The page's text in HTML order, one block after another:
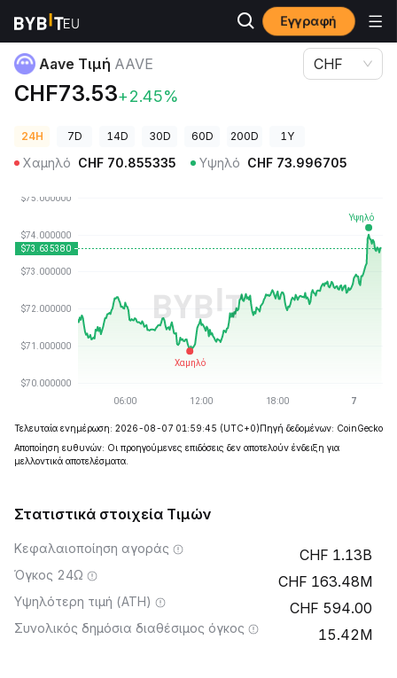
Εγγραφή
Τιμές Κρυπτονομισμάτων Aave Τιμή AAVE
Aave Τιμή AAVE
CHF73.53+2.45%
CHF
24H 7D 14D 30D 60D 200D 1Y
Χαμηλό CHF 70.855335 Υψηλό CHF 73.996705
Τελευταία ενημέρωση: 2026-08-07 01:59:45 (UTC+0)Πηγή δεδομένων: CoinGecko
Αποποίηση ευθυνών: Οι προηγούμενες επιδόσεις δεν αποτελούν ένδειξη για
μελλοντικά αποτελέσματα.
Στατιστικά στοιχεία Τιμών
Κεφαλαιοποίηση αγοράς 1.13B
Όγκος 24Ω 163.48M
Υψηλότερη τιμή (ATH) 594.00
Συνολικός δημόσια διαθέσιμος όγκος 15.42M